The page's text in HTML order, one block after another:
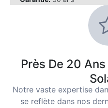
Près De 20
Notre vaste expertise
se reflète dans nos